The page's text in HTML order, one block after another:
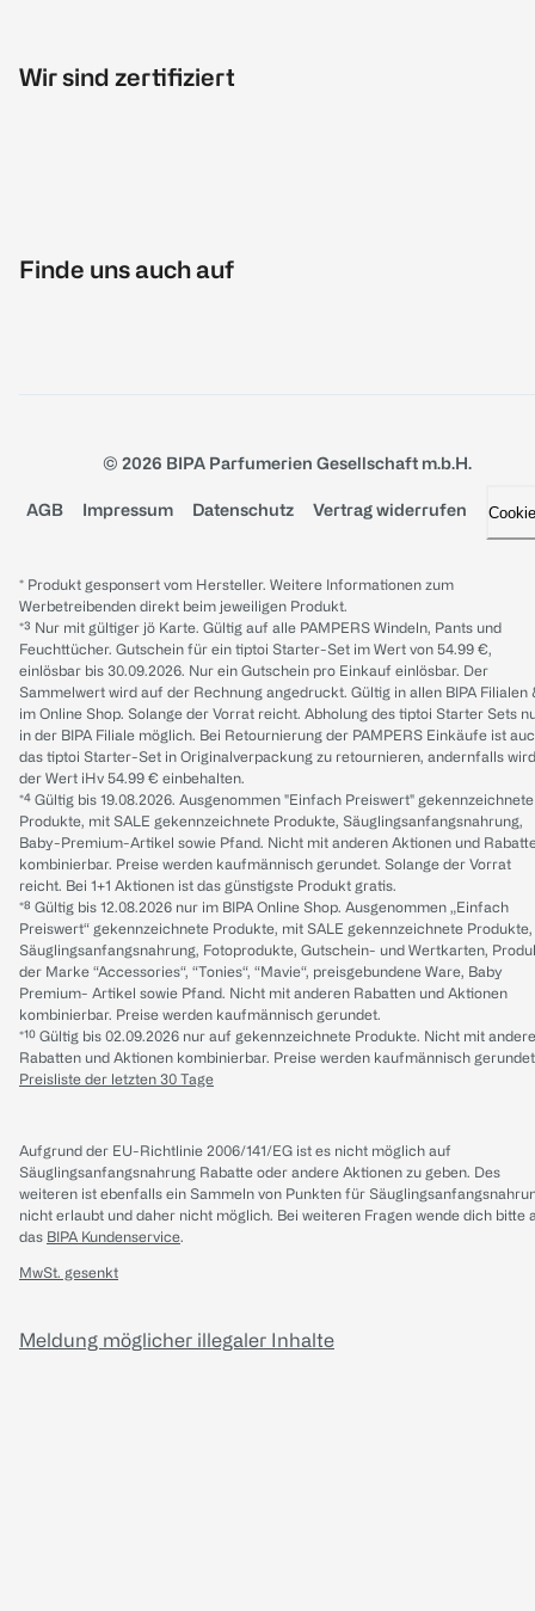
Wir sind zertifiziert
Finde uns auch auf
© 2026 BIPA Parfumerien Gesellschaft m.b.H.
AGB Impressum Datenschutz Vertrag widerrufen
* Produkt gesponsert vom Hersteller. Weitere Informationen zum
Werbetreibenden direkt beim jeweiligen Produkt.
*³ Nur mit gültiger jö Karte. Gültig auf alle PAMPERS Windeln, Pants und
Feuchttücher. Gutschein für ein tiptoi Starter-Set im Wert von 54.99 €,
einlösbar bis 30.09.2026. Nur ein Gutschein pro Einkauf einlösbar. Der
Sammelwert wird auf der Rechnung angedruckt. Gültig in allen BIPA Filialen
im Online Shop. Solange der Vorrat reicht. Abholung des tiptoi Starter Sets
in der BIPA Filiale möglich. Bei Retournierung der PAMPERS Einkäufe ist
das tiptoi Starter-Set in Originalverpackung zu retournieren, andernfalls wird
der Wert iHv 54.99 € einbehalten.
*⁴ Gültig bis 19.08.2026. Ausgenommen "Einfach Preiswert" gekennzeichnete
Produkte, mit SALE gekennzeichnete Produkte, Säuglingsanfangsnahrung,
Baby-Premium-Artikel sowie Pfand. Nicht mit anderen Aktionen und
kombinierbar. Preise werden kaufmännisch gerundet. Solange der Vorrat
reicht. Bei 1+1 Aktionen ist das günstigste Produkt gratis.
*⁸ Gültig bis 12.08.2026 nur im BIPA Online Shop. Ausgenommen „Einfach
Preiswert“ gekennzeichnete Produkte, mit SALE gekennzeichnete Produkte,
Säuglingsanfangsnahrung, Fotoprodukte, Gutschein- und Wertkarten,
der Marke “Accessories“, “Tonies“, “Mavie“, preisgebundene Ware, Baby
Premium- Artikel sowie Pfand. Nicht mit anderen Rabatten und Aktionen
kombinierbar. Preise werden kaufmännisch gerundet.
*¹⁰ Gültig bis 02.09.2026 nur auf gekennzeichnete Produkte. Nicht mit
Rabatten und Aktionen kombinierbar. Preise werden kaufmännisch
Preisliste der letzten 30 Tage
Aufgrund der EU-Richtlinie 2006/141/EG ist es nicht möglich auf
Säuglingsanfangsnahrung Rabatte oder andere Aktionen zu geben. Des
weiteren ist ebenfalls ein Sammeln von Punkten für
nicht erlaubt und daher nicht möglich. Bei weiteren Fragen wende dich bitte
das BIPA Kundenservice.
MwSt. gesenkt
Meldung möglicher illegaler Inhalte